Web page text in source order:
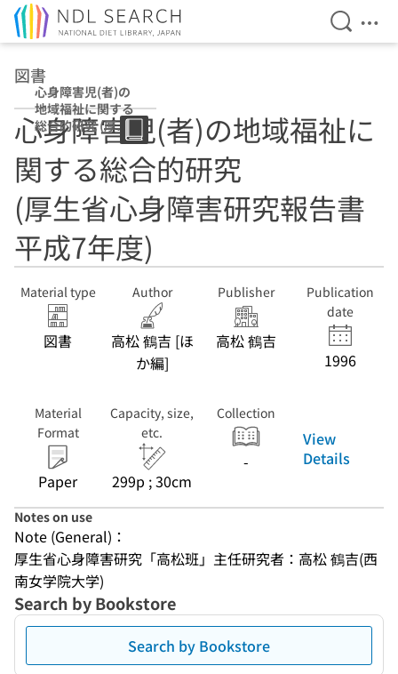
Open
図書
心身障害児(者)の
地域福祉に関する
総合的研究 (厚生
省心身障害研究報
告書 平成7年度)
心身障害児(者)の地域福祉に
関する総合的研究
(厚生省心身障害研究報告書
平成7年度)
Material type
図書
Author
高松 鶴吉 [ほ
か編]
Publisher
高松 鶴吉
Publication
date
1996
Material
Format
Paper
Capacity, size,
etc.
299p ; 30cm
Collection
-
View
Details
Notes on use
Note (General)：
厚生省心身障害研究「高松班」主任研究者：高松 鶴吉(西
南女学院大学)
Search by Bookstore
Search by Bookstore